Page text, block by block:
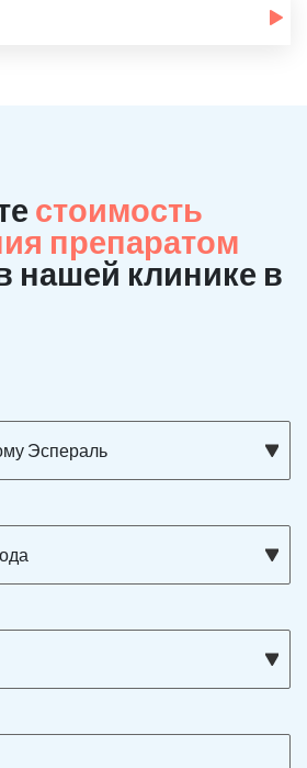
стоимость
препаратом
нашей клинике в
Эспераль